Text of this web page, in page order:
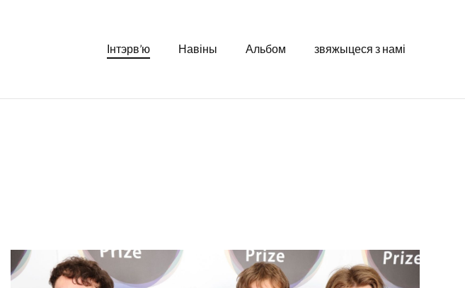
Інтэрв’ю Навіны Альбом звяжыцеся з намі